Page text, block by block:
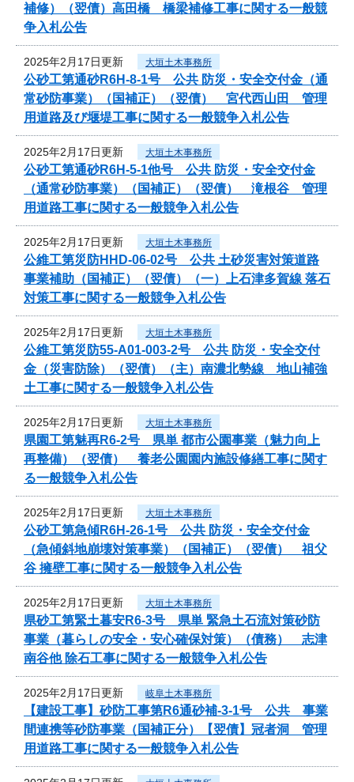
補修）（翌債）高田橋 橋梁補修工事に関する一般競
争入札公告
2025年2月17日更新 大垣土木事務所
公砂工第通砂R6H-8-1号 公共 防災・安全交付金（通
常砂防事業）（国補正）（翌債） 宮代西山田 管理
用道路及び堰堤工事に関する一般競争入札公告
2025年2月17日更新 大垣土木事務所
公砂工第通砂R6H-5-1他号 公共 防災・安全交付金
（通常砂防事業）（国補正）（翌債） 滝根谷 管理
用道路工事に関する一般競争入札公告
2025年2月17日更新 大垣土木事務所
公維工第災防HHD-06-02号 公共 土砂災害対策道路
事業補助（国補正）（翌債）（一）上石津多賀線 落石
対策工事に関する一般競争入札公告
2025年2月17日更新 大垣土木事務所
公維工第災防55-A01-003-2号 公共 防災・安全交付
金（災害防除）（翌債）（主）南濃北勢線 地山補強
土工事に関する一般競争入札公告
2025年2月17日更新 大垣土木事務所
県園工第魅再R6-2号 県単 都市公園事業（魅力向上
再整備）（翌債） 養老公園園内施設修繕工事に関す
る一般競争入札公告
2025年2月17日更新 大垣土木事務所
公砂工第急傾R6H-26-1号 公共 防災・安全交付金
（急傾斜地崩壊対策事業）（国補正）（翌債） 祖父
谷 擁壁工事に関する一般競争入札公告
2025年2月17日更新 大垣土木事務所
県砂工第緊土暮安R6-3号 県単 緊急土石流対策砂防
事業（暮らしの安全・安心確保対策）（債務） 志津
南谷他 除石工事に関する一般競争入札公告
2025年2月17日更新 岐阜土木事務所
【建設工事】砂防工事第R6通砂補-3-1号 公共 事業
間連携等砂防事業（国補正分）【翌債】冠者洞 管理
用道路工事に関する一般競争入札公告